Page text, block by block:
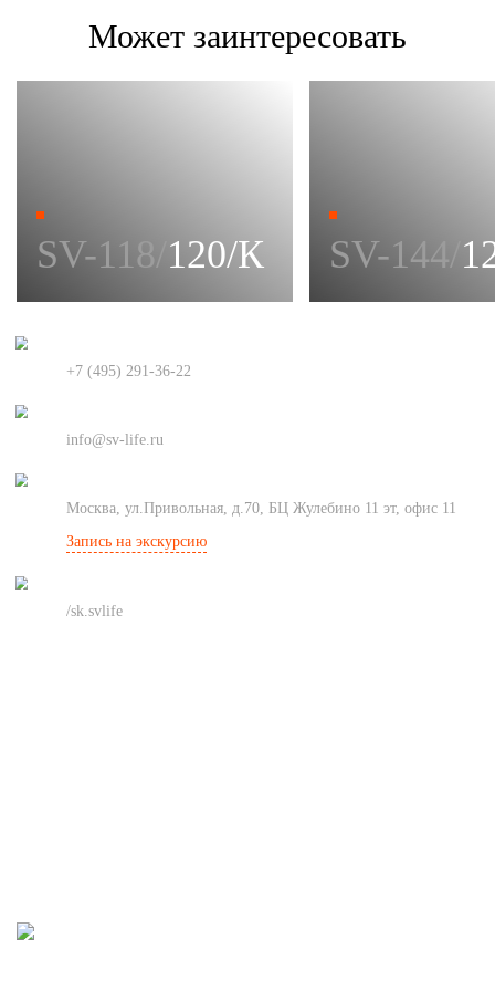
Может заинтересовать
+7 (495) 291-36-22
info@sv-life.ru
Москва, ул.Привольная, д.70, БЦ Жулебино 11 эт, офис 11
Запись на экскурсию
/sk.svlife